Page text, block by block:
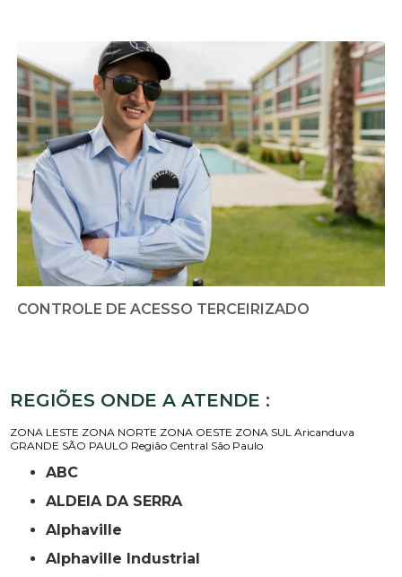
CONTROLE DE ACESSO TERCEIRIZADO
REGIÕES ONDE A ATENDE :
ZONA LESTE ZONA NORTE ZONA OESTE ZONA SUL Aricanduva
GRANDE SÃO PAULO Região Central São Paulo
ABC
ALDEIA DA SERRA
Alphaville
Alphaville Industrial